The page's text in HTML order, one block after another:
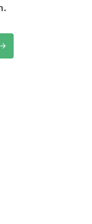
arrow_forward